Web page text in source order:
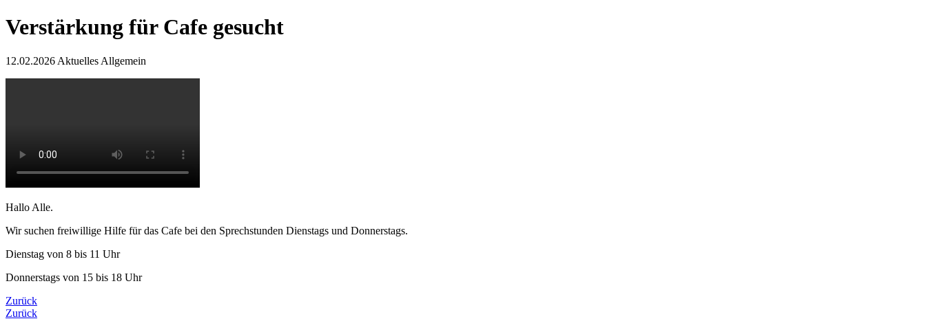
Verstärkung für Cafe gesucht
12.02.2026 Aktuelles Allgemein
Hallo Alle.
Wir suchen freiwillige Hilfe für das Cafe bei den Sprechstunden Dienstags und Donnerstags.
Dienstag von 8 bis 11 Uhr
Donnerstags von 15 bis 18 Uhr
Zurück
Zurück